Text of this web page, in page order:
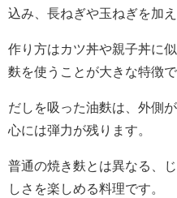
込み、長ねぎや玉ねぎを加え
作り方はカツ丼や親子丼に
麩を使うことが大きな特徴で
だしを吸った油麩は、外側
心には弾力が残ります。
普通の焼き麩とは異なる、
しさを楽しめる料理です。